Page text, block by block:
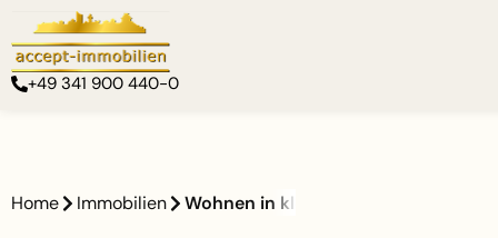
+49 341 900 440-0
Home Immobilien Wohnen in kleinstrehlen | 2 Bäder |